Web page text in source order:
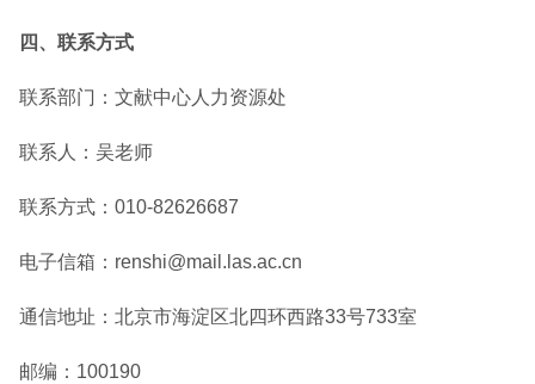
四、联系方式
联系部门：文献中心人力资源处
联系人：吴老师
联系方式：010-82626687
电子信箱：renshi@mail.las.ac.cn
通信地址：北京市海淀区北四环西路33号733室
邮编：100190